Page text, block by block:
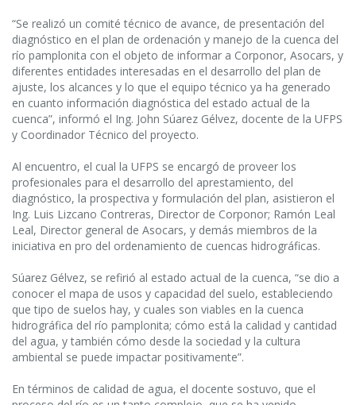
“Se realizó un comité técnico de avance, de presentación del
diagnóstico en el plan de ordenación y manejo de la cuenca del
río pamplonita con el objeto de informar a Corponor, Asocars, y
diferentes entidades interesadas en el desarrollo del plan de
ajuste, los alcances y lo que el equipo técnico ya ha generado
en cuanto información diagnóstica del estado actual de la
cuenca”, informó el Ing. John Súarez Gélvez, docente de la UFPS
y Coordinador Técnico del proyecto.
Al encuentro, el cual la UFPS se encargó de proveer los
profesionales para el desarrollo del aprestamiento, del
diagnóstico, la prospectiva y formulación del plan, asistieron el
Ing. Luis Lizcano Contreras, Director de Corponor; Ramón Leal
Leal, Director general de Asocars, y demás miembros de la
iniciativa en pro del ordenamiento de cuencas hidrográficas.
Súarez Gélvez, se refirió al estado actual de la cuenca, “se dio a
conocer el mapa de usos y capacidad del suelo, estableciendo
que tipo de suelos hay, y cuales son viables en la cuenca
hidrográfica del río pamplonita; cómo está la calidad y cantidad
del agua, y también cómo desde la sociedad y la cultura
ambiental se puede impactar positivamente”.
En términos de calidad de agua, el docente sostuvo, que el